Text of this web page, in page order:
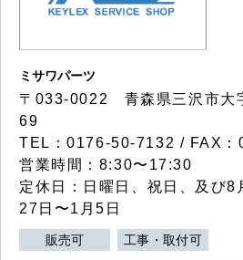
ミサワパーツ
〒033-0022 青森県三沢市大
69
TEL：0176-50-7132 / FAX
営業時間：8:30〜17:30
定休日：日曜日、祝日、及び8
27日〜1月5日
販売可 工事・取付可